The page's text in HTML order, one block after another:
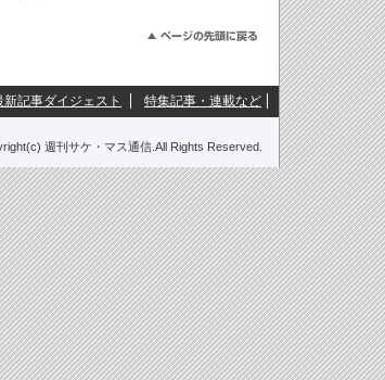
新記事ダイジェスト 特集記事・連載など
週刊サケ・マス通信.All Rights Reserved.